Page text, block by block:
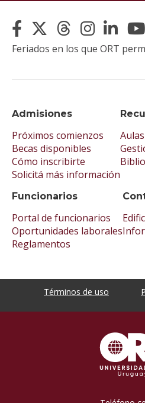
Admisiones
Próximos comienzos
Becas disponibles
Cómo inscribirte
Solicitá más información
Aulas
Funcionarios
Portal de funcionarios
Oportunidades laborales
Reglamentos
Feriados en los que ORT
Términos de uso